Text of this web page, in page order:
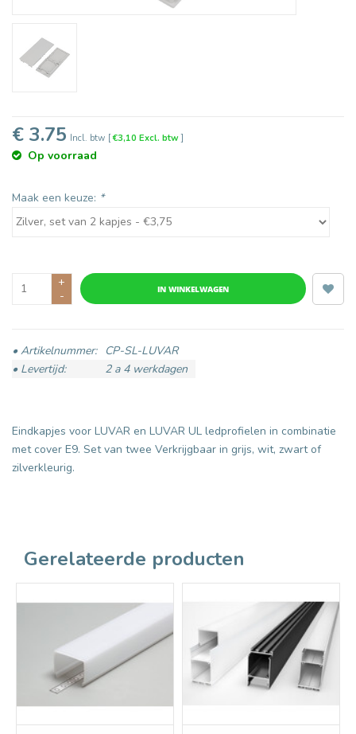
€ 3.75 Incl. btw [€3,10 Excl. btw]
Op voorraad
Maak een keuze: *
+
-
IN WINKELWAGEN
• Artikelnummer:
CP-SL-LUVAR
• Levertijd:
2 a 4 werkdagen
Eindkapjes voor LUVAR en LUVAR UL ledprofielen in combinatie
met cover E9. Set van twee Verkrijgbaar in grijs, wit, zwart of
zilverkleurig.
Gerelateerde producten